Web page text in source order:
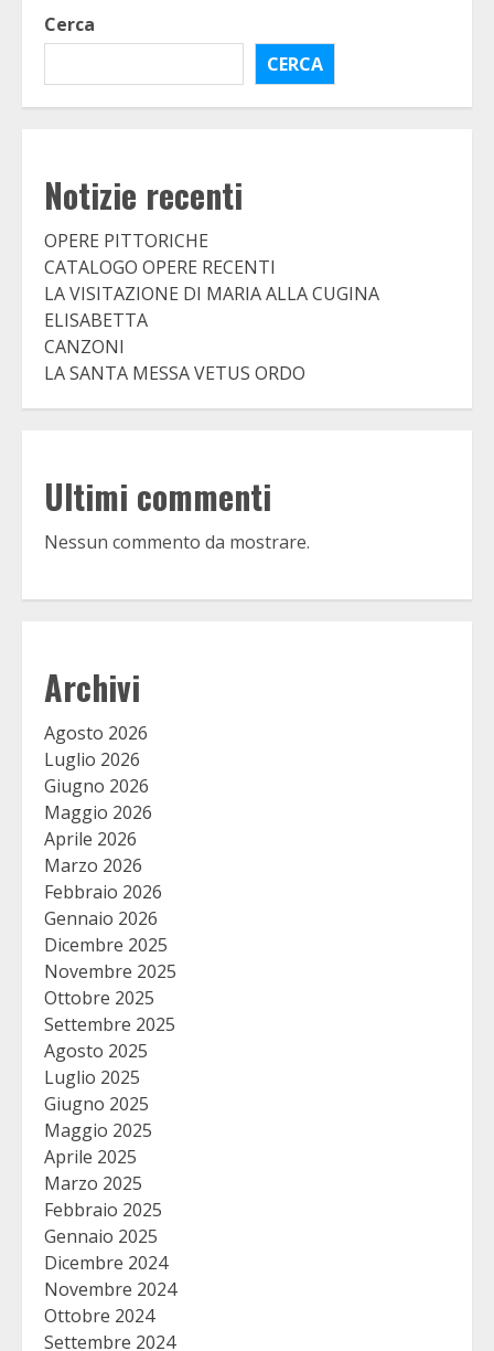
Cerca
CERCA
Notizie recenti
OPERE PITTORICHE
CATALOGO OPERE RECENTI
LA VISITAZIONE DI MARIA ALLA CUGINA
ELISABETTA
CANZONI
LA SANTA MESSA VETUS ORDO
Ultimi commenti
Nessun commento da mostrare.
Archivi
Agosto 2026
Luglio 2026
Giugno 2026
Maggio 2026
Aprile 2026
Marzo 2026
Febbraio 2026
Gennaio 2026
Dicembre 2025
Novembre 2025
Ottobre 2025
Settembre 2025
Agosto 2025
Luglio 2025
Giugno 2025
Maggio 2025
Aprile 2025
Marzo 2025
Febbraio 2025
Gennaio 2025
Dicembre 2024
Novembre 2024
Ottobre 2024
Settembre 2024